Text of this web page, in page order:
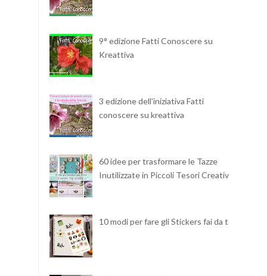
9° edizione Fatti Conoscere su
Kreattiva
3 edizione dell'iniziativa Fatti
conoscere su kreattiva
60 idee per trasformare le Tazze
Inutilizzate in Piccoli Tesori Creativi
10 modi per fare gli Stickers fai da te